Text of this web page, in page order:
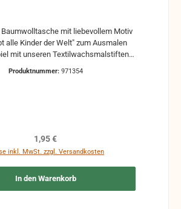
Baumwolltasche mit liebevollem Motiv
alle Kinder der Welt" zum Ausmalen
mit unseren Textilwachsmalstiften
Produktnummer: 971354
Regulärer Preis:
1,95 €
inkl. MwSt. zzgl. Versandkosten
In den Warenkorb